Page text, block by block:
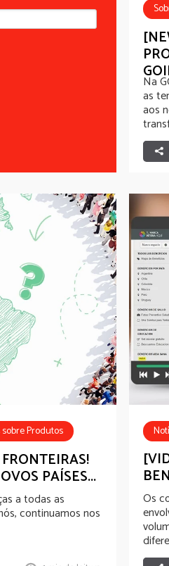
Na
as
aos
Produtos
PAÍSES...
a todas as
continuamos nos
Os